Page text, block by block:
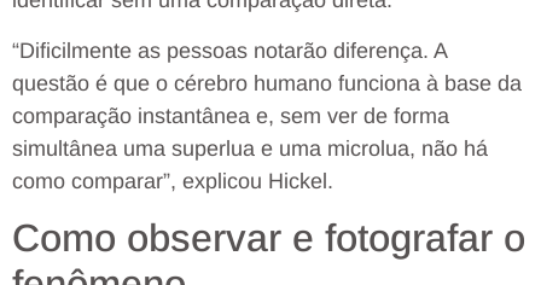
“Dificilmente as pessoas notarão diferença. A
questão é que o cérebro humano funciona à base da
comparação instantânea e, sem ver de forma
simultânea uma superlua e uma microlua, não há
como comparar”, explicou Hickel.
Como observar e fotografar o